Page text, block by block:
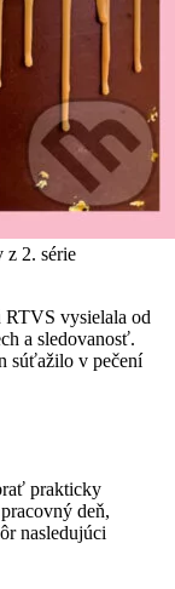
z 2. série
RTVS vysielala od
a sledovanosť.
súťažilo v pečení
prakticky
deň,
nasledujúci